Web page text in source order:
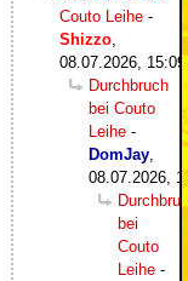
Couto Leihe -
Shizzo,
08.07.2026, 15:09
Durchbruch
bei Couto
Leihe -
DomJay,
08.07.2026,
bei
Couto
Leihe -